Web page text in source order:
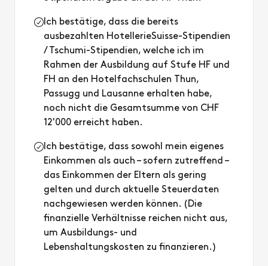
Ich bestätige, dass die bereits
ausbezahlten HotellerieSuisse-Stipendien
/ Tschumi-Stipendien, welche ich im
Rahmen der Ausbildung auf Stufe HF und
FH an den Hotelfachschulen Thun,
Passugg und Lausanne erhalten habe,
noch nicht die Gesamtsumme von CHF
12'000 erreicht haben.
Ich bestätige, dass sowohl mein eigenes
Einkommen als auch – sofern zutreffend –
das Einkommen der Eltern als gering
gelten und durch aktuelle Steuerdaten
nachgewiesen werden können. (Die
finanzielle Verhältnisse reichen nicht aus,
um Ausbildungs- und
Lebenshaltungskosten zu finanzieren.)